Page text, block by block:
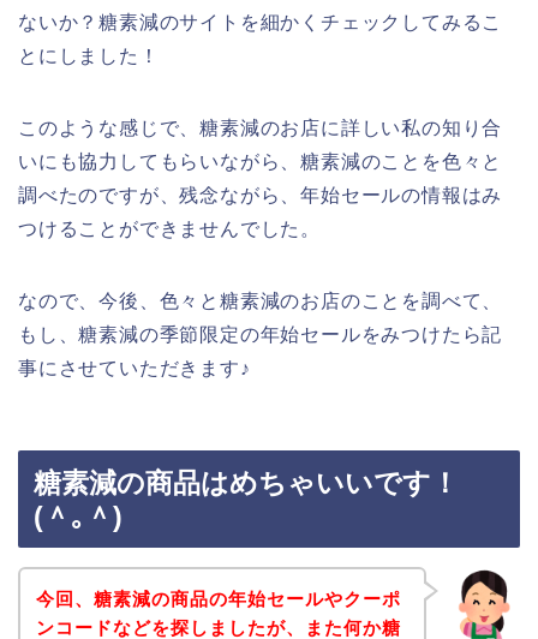
ないか？糖素減のサイトを細かくチェックしてみるこ
とにしました！
このような感じで、糖素減のお店に詳しい私の知り合
いにも協力してもらいながら、糖素減のことを色々と
調べたのですが、残念ながら、年始セールの情報はみ
つけることができませんでした。
なので、今後、色々と糖素減のお店のことを調べて、
もし、糖素減の季節限定の年始セールをみつけたら記
事にさせていただきます♪
糖素減の商品はめちゃいいです！
(＾｡＾)
今回、糖素減の商品の年始セールやクーポ
ンコードなどを探しましたが、また何か糖